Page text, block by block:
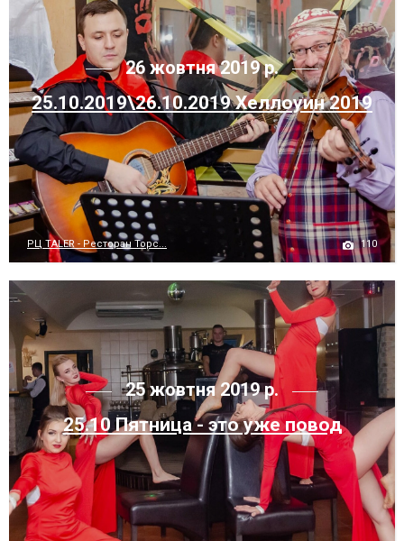
26 жовтня 2019 р.
25.10.2019\26.10.2019 Хеллоуин 2019
РЦ TALER - Ресторан Торс... 110
25 жовтня 2019 р.
25.10 Пятница - это уже повод